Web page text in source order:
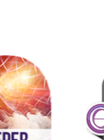
Add to
wishlist